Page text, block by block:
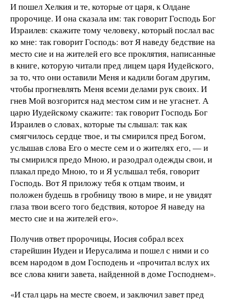
И пошел Хелкия и те, которые от царя, к Олдане
пророчице. И она сказала им: так говорит Господь Бог
Израилев: скажите тому человеку, который послал вас
ко мне: так говорит Господь: вот Я наведу бедствие на
место сие и на жителей его все проклятия, написанные
в книге, которую читали пред лицем царя Иудейского,
за то, что они оставили Меня и кадили богам другим,
чтобы прогневлять Меня всеми делами рук своих. И
гнев Мой возгорится над местом сим и не угаснет. А
царю Иудейскому скажите: так говорит Господь Бог
Израилев о словах, которые ты слышал: так как
смягчилось сердце твое, и ты смирился пред Богом,
услышав слова Его о месте сем и о жителях его, — и
ты смирился предо Мною, и разодрал одежды свои, и
плакал предо Мною, то и Я услышал тебя, говорит
Господь. Вот Я приложу тебя к отцам твоим, и
положен будешь в гробницу твою в мире, и не увидят
глаза твои всего того бедствия, которое Я наведу на
место сие и на жителей его».
Получив ответ пророчицы, Иосия собрал всех
старейшин Иудеи и Иерусалима и пошел с ними и со
всем народом в дом Господень и «прочитал вслух их
все слова книги завета, найденной в доме Господнем».
«И стал царь на месте своем, и заключил завет пред